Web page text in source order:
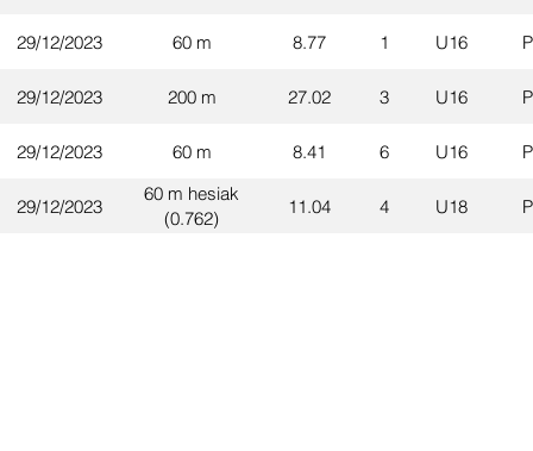
29/12/2023 60 m 8.77 1 U16
29/12/2023 200 m 27.02 3 U16
29/12/2023 60 m 8.41 6 U16
29/12/2023
60 m hesiak
(0.762)
11.04 4 U18